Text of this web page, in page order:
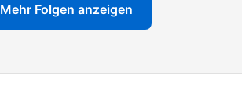
Mehr Folgen anzeigen